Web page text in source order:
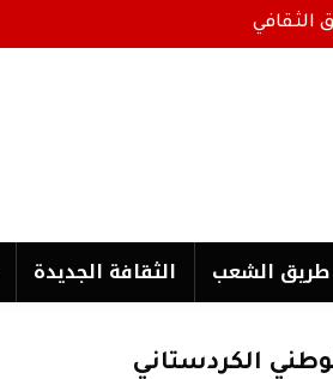
الثقافي
طریق الشعب الثقافة الجدیدة
الكردستاني